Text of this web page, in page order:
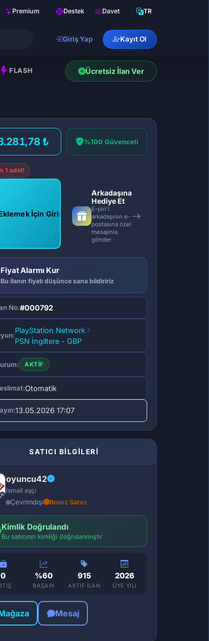
Premium Destek Davet TR
Giriş Yap Kayıt Ol
FLASH Ücretsiz İlan Ver
₺ %100 Güvenceli
1 adet!
İçin Giriş Yap
Arkadaşına
Hediye Et
E-pin'i
arkadaşının e-
postasına özel
mesajınla
gönder
Fiyat Alarmı Kur
Bu ilanın fiyatı düşünce sana bildiririz
No:#000792
PlayStation Network
PSN İngiltere - GBP
AKTIF
Otomatik
13.05.2026 17:07
SATICI BİLGİLERİ
oyuncu42
ismail aşçı
Çevrimdışı Bronz Satıcı
Kimlik Doğrulandı
Bu satıcının kimliği doğrulanmıştır
0 %60
BAŞARI
915
AKTIF İLAN
2026
ÜYE YILI
Mesaj